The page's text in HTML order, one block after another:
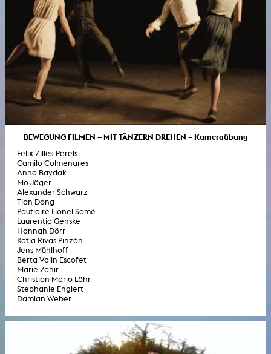
BEWEGUNG FILMEN – MIT TÄNZERN DREHEN – Kameraübung
Felix Zilles-Perels
Camilo Colmenares
Anna Baydak
Mo Jäger
Alexander Schwarz
Tian Dong
Poutiaire Lionel Somé
Laurentia Genske
Hannah Dörr
Katja Rivas Pinzón
Jens Mühlhoff
Berta Valin Escofet
Marie Zahir
Christian Mario Löhr
Stephanie Englert
Damian Weber